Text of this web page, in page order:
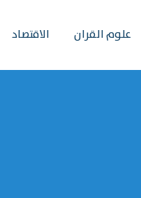
علوم القران الاقتصاد